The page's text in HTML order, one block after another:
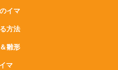
イマ
方法
雛形
マ